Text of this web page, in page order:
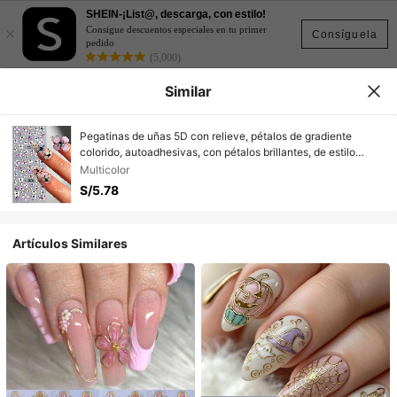
Consíguela
×
SHEIN-¡List@, descarga, con estilo!
Consigue descuentos especiales en tu primer
pedido
(5,000)
Similar
Pegatinas de uñas 5D con relieve, pétalos de gradiente
colorido, autoadhesivas, con pétalos brillantes, de estilo
fresco, desechables, adecuadas para primavera y verano,
suministros de arte de uñas
Multicolor
S/5.78
Artículos Similares